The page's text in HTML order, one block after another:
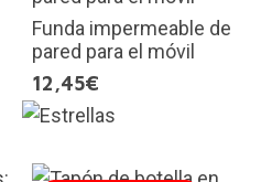
Funda impermeable de
pared para el móvil
12,45€